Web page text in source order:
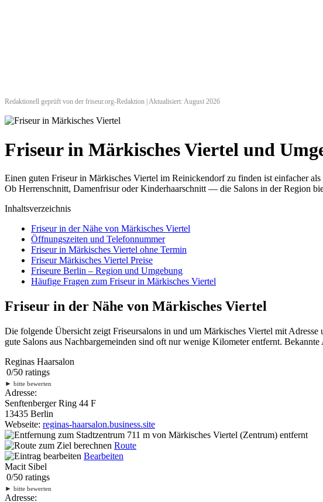
Redaktionell geprüft von der friseur.org-Redaktion | Aktualisiert: August 2026
Friseur in Märkisches Viertel und
Einen guten Friseur in Märkisches Viertel im Reinickendorf zu finden ist einfacher
Ob Herrenschnitt, Damenfrisur oder Kinderhaarschnitt — die Salons in der Region
Inhaltsverzeichnis
Friseur in der Nähe von Märkisches Viertel
Öffnungszeiten und Telefonnummer
Friseur in Märkisches Viertel ohne Termin
Friseur Märkisches Viertel Preise
Friseure Berlin – Region und Umgebung
Häufige Fragen zum Friseur in Märkisches Viertel
Friseur in der Nähe von Märkisches Viertel
Die folgende Übersicht zeigt Friseursalons in und um Märkisches Viertel mit
gute Salons aus Nachbargemeinden sind oft nur wenige Kilometer entfernt.
Reginas Haarsalon
0/50 ratings
► bitte bewerten
Adresse:
Senftenberger Ring 44 F
13435 Berlin
Webseite: reginas-haarsalon.business.site
711 m von Märkisches Viertel (Zentrum) entfernt
Route
Bearbeiten
Macit Sibel
0/50 ratings
► bitte bewerten
Adresse: